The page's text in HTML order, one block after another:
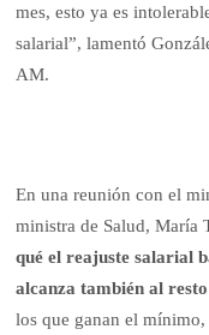
mes, esto ya es
salarial”, lamentó
AM.
En una reunión con el
ministra de Salud, María
qué el reajuste salarial
alcanza también al
los que ganan el